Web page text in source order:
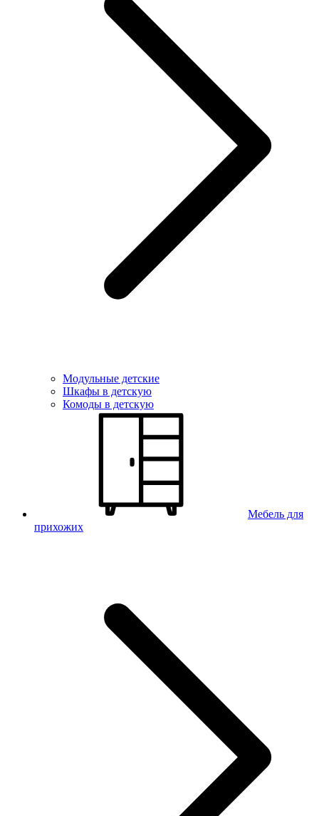
Модульные детские
Шкафы в детскую
Комоды в детскую
Мебель для
прихожих